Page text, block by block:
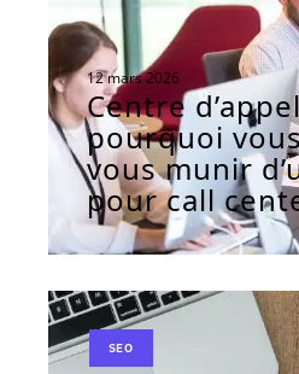
12 mars 2026
Centre
pourquoi
vous munir
pour call
SEO